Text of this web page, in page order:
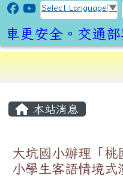
跳至主內容區
CLPS Site
Select Language ▼
更安全。交通
導覽列
本站消息
大坑國小辦理「桃
小學生客語情境式